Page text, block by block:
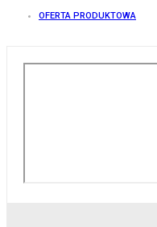
OFERTA PRODUKTOWA